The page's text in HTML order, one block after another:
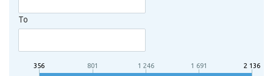
To
356 801 1 246 1 691 2 136